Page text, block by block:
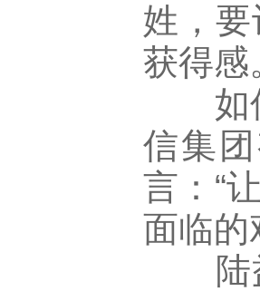
姓，
获得感
如何
信集
言：“
面临的
陆益